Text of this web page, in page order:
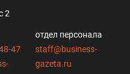
2
47
отдел персонала
staff@business-
gazeta.ru